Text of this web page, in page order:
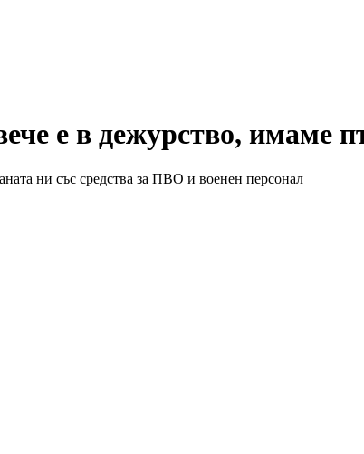
е в дежурство, имаме
ни със средства за ПВО и военен персонал